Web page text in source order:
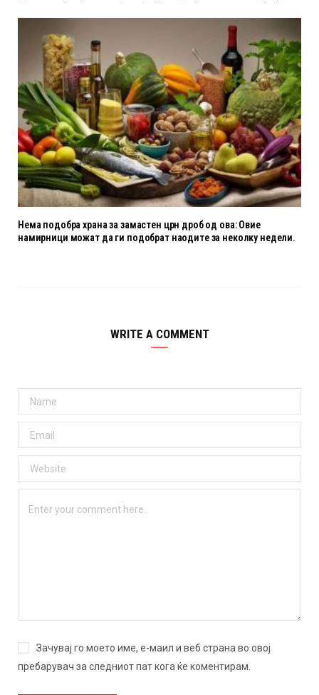
Нема подобра храна за замастен црн дроб од ова: Овие
намирници можат да ги подобрат наодите за неколку недели.
WRITE A COMMENT
Зачувај го моето име, е-маил и веб страна во овој
пребарувач за следниот пат кога ќе коментирам.